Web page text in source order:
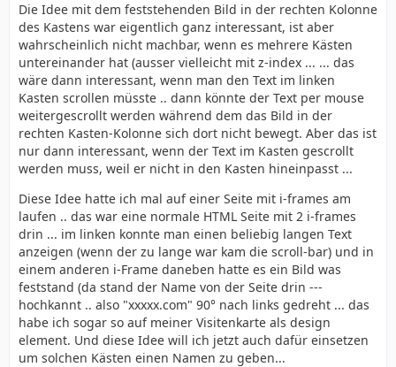
Die Idee mit dem feststehenden Bild in der rechten Kolonne
des Kastens war eigentlich ganz interessant, ist aber
wahrscheinlich nicht machbar, wenn es mehrere Kästen
untereinander hat (ausser vielleicht mit z-index ... ... das
wäre dann interessant, wenn man den Text im linken
Kasten scrollen müsste .. dann könnte der Text per mouse
weitergescrollt werden während dem das Bild in der
rechten Kasten-Kolonne sich dort nicht bewegt. Aber das ist
nur dann interessant, wenn der Text im Kasten gescrollt
werden muss, weil er nicht in den Kasten hineinpasst ...
Diese Idee hatte ich mal auf einer Seite mit i-frames am
laufen .. das war eine normale HTML Seite mit 2 i-frames
drin ... im linken konnte man einen beliebig langen Text
anzeigen (wenn der zu lange war kam die scroll-bar) und in
einem anderen i-Frame daneben hatte es ein Bild was
feststand (da stand der Name von der Seite drin ---
hochkannt .. also "xxxxx.com" 90° nach links gedreht ... das
habe ich sogar so auf meiner Visitenkarte als design
element. Und diese Idee will ich jetzt auch dafür einsetzen
um solchen Kästen einen Namen zu geben...